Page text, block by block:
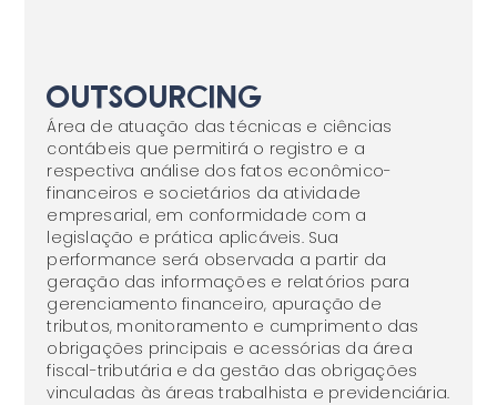
Outsourcing
Área de atuação das técnicas e ciências
contábeis que permitirá o registro e a
respectiva análise dos fatos econômico-
financeiros e societários da atividade
empresarial, em conformidade com a
legislação e prática aplicáveis. Sua
performance será observada a partir da
geração das informações e relatórios para
gerenciamento financeiro, apuração de
tributos, monitoramento e cumprimento das
obrigações principais e acessórias da área
fiscal-tributária e da gestão das obrigações
vinculadas às áreas trabalhista e previdenciária.